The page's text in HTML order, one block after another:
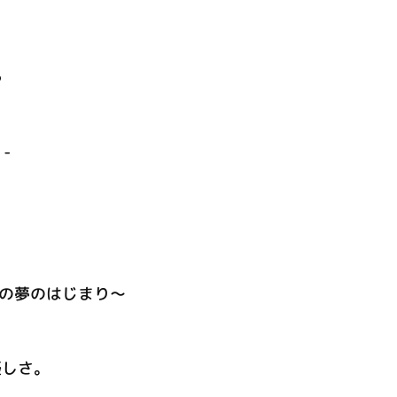
-
夢のはじまり～
さ。